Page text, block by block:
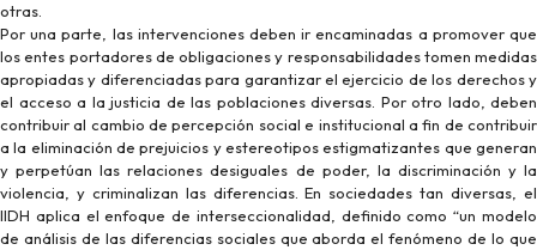
otras.
Por una parte, las intervenciones deben ir encaminadas a promover que
los entes portadores de obligaciones y responsabilidades tomen medidas
apropiadas y diferenciadas para garantizar el ejercicio de los derechos y
el acceso a la justicia de las poblaciones diversas. Por otro lado, deben
contribuir al cambio de percepción social e institucional a fin de contribuir
a la eliminación de prejuicios y estereotipos estigmatizantes que generan
y perpetúan las relaciones desiguales de poder, la discriminación y la
violencia, y criminalizan las diferencias. En sociedades tan diversas, el
IIDH aplica el enfoque de interseccionalidad, definido como “un modelo
de análisis de las diferencias sociales que aborda el fenómeno de lo que